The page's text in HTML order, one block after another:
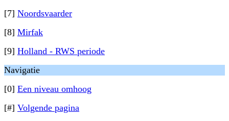
[7] Noordsvaarder
[8] Mirfak
[9] Holland - RWS periode
Navigatie
[0] Een niveau omhoog
[#] Volgende pagina